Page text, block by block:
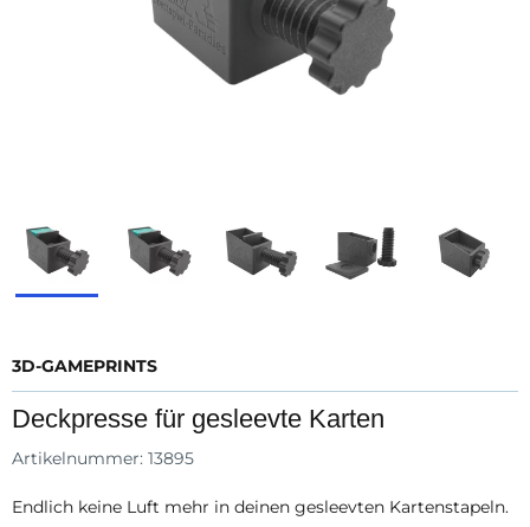
3D-GAMEPRINTS
Deckpresse für gesleevte Karten
Artikelnummer: 13895
Endlich keine Luft mehr in deinen gesleevten Kartenstapeln.